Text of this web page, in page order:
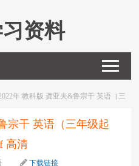
资料
年 教科版 龚亚夫&鲁宗干 英语（三
宗干 英语（三年级起
高清
下载链接